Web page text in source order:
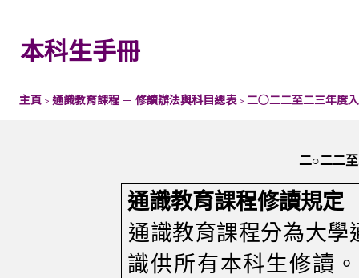
本科生手冊
主頁 > 通識教育課程 — 修讀辦法與科目總表 > 二○二二至二三年度